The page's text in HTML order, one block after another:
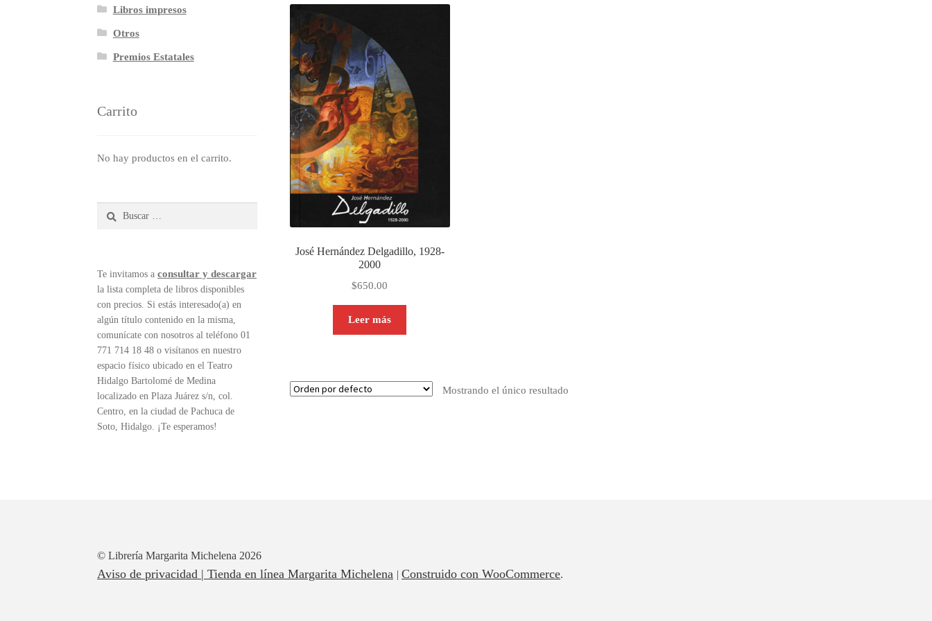
José Hernández Delgadillo, 1928-
2000
$650.00
Leer más
Mostrando el único resultado
Libros impresos
Otros
Premios Estatales
Carrito
No hay productos en el carrito.
Te invitamos aconsultar y descargar
la lista completa de libros disponibles
con precios. Si estás interesado(a) en
algún título contenido en la misma,
comunícate con nosotros al teléfono 01
771 714 18 48 o visítanos en nuestro
espacio físico ubicado en el Teatro
Hidalgo Bartolomé de Medina
localizado en Plaza Juárez s/n, col.
Centro, en la ciudad de Pachuca de
Soto, Hidalgo. ¡Te esperamos!
© Librería Margarita Michelena 2026
Aviso de privacidad | Tienda en línea Margarita Michelena Construido con WooCommerce.